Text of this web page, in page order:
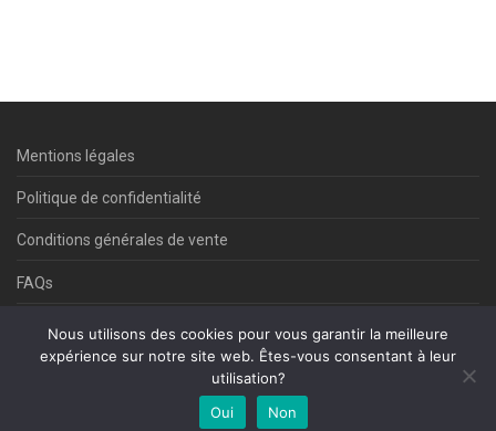
Mentions légales
Politique de confidentialité
Conditions générales de vente
FAQs
ContactNous utilisons des cookies pour vous garantir la meilleure
expérience sur notre site web. Êtes-vous consentant à leur
utilisation?
Oui
Non